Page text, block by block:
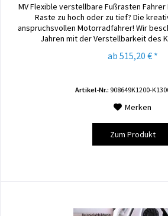
MV Flexible verstellbare Fußrasten Fahrer
Raste zu hoch oder zu tief? Die
anspruchsvollen Motorradfahrer! Wir
Jahren mit der Verstellbarkeit des
ab 515,20 € *
Artikel-Nr.: 908649K1200-
Merken
Zum Produkt